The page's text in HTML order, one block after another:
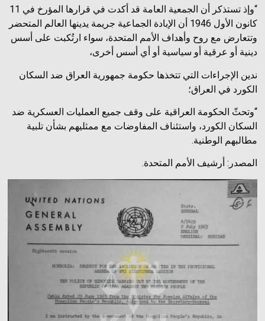
“وإذ تستذكر أن الجمعية العامة قد أكدت في قرارها المؤرخ في 11
كانون الأول 1946 أن الإبادة الجماعية جريمة يدينها العالم المتحضر
وتتعارض مع روح وأهداف الأمم المتحدة، سواء ارتُكبت على أسس
دينية أو عرقية أو سياسية أو أي أسس أخرى،
ندين الإجراءات التي تتخذها حكومة جمهورية العراق ضد السكان
الكورد في العراق؛
“وتحثّ الحكومة العراقية على وقف جميع العمليات العسكرية ضد
السكان الكورد، واستئناف المفاوضات مع ممثليهم بشأن تلبية
مطالبهم الوطنية.
المصدر: أرشيف الأمم المتحدة.